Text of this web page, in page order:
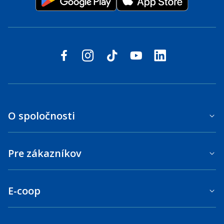
Sledujte nás na sociálnych sieťach
facebookinstagram
tiktok youtubelinkedin
O spoločnosti
Pre zákazníkov
E-coop